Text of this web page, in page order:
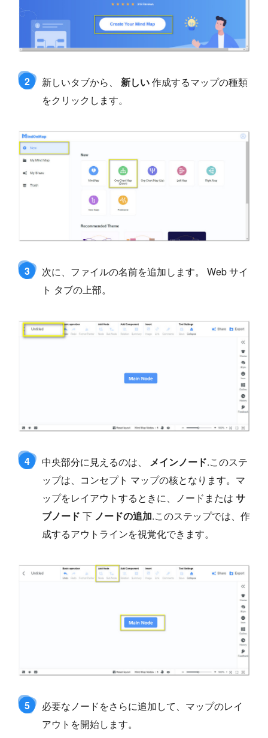
2 新しいタブから、 新しい作成するマップの種類
をクリックします。
3
次に、ファイルの名前を追加します。 Web サイ
ト タブの上部。
4 中央部分に見えるのは、 メインノード.このステ
ップは、コンセプト マップの核となります。マ
ップをレイアウトするときに、ノードまたは サ
ブノード 下 ノードの追加.このステップでは、作
成するアウトラインを視覚化できます。
5
必要なノードをさらに追加して、マップのレイ
アウトを開始します。